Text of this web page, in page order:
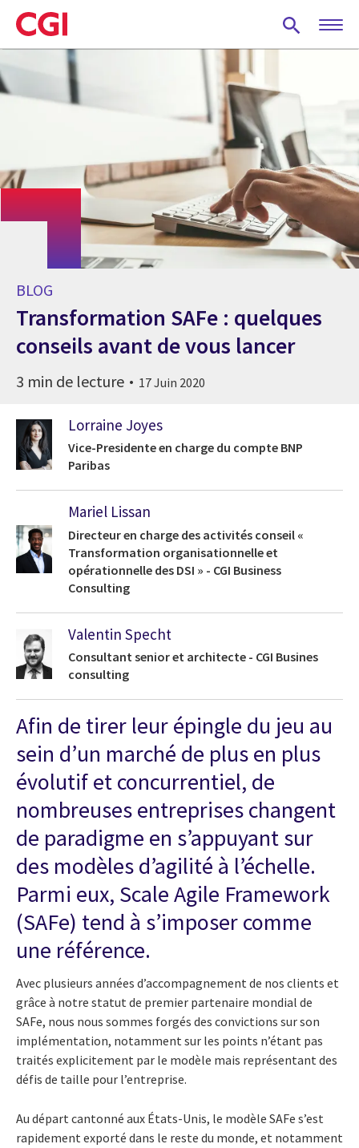
Skip
to
main
BLOG
Transformation SAFe : quelques
conseils avant de vous lancer
3 min de lecture 17 Juin 2020
Lorraine Joyes
Vice-Presidente en charge du compte BNP
Paribas
Mariel Lissan
Directeur en charge des activités conseil «
Transformation organisationnelle et
opérationnelle des DSI » - CGI Business
Consulting
Valentin Specht
Consultant senior et architecte - CGI Busines
consulting
Afin de tirer leur épingle du jeu au
sein d’un marché de plus en plus
évolutif et concurrentiel, de
nombreuses entreprises changent
de paradigme en s’appuyant sur
des modèles d’agilité à l’échelle.
Parmi eux, Scale Agile Framework
(SAFe) tend à s’imposer comme
une référence.
Avec plusieurs années d’accompagnement de nos clients et
grâce à notre statut de premier partenaire mondial de
SAFe, nous nous sommes forgés des convictions sur son
implémentation, notamment sur les points n’étant pas
traités explicitement par le modèle mais représentant des
défis de taille pour l’entreprise.
Au départ cantonné aux États-Unis, le modèle SAFe s’est
rapidement exporté dans le reste du monde, et notamment